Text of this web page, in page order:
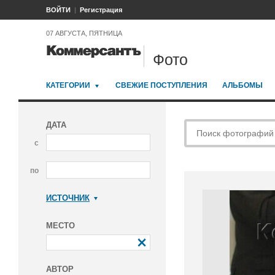
ВОЙТИ Регистрация
07 АВГУСТА, ПЯТНИЦА
Фото
КАТЕГОРИИ СВЕЖИЕ ПОСТУПЛЕНИЯ АЛЬБОМЫ
ДАТА
с
по
ИСТОЧНИК
МЕСТО
АВТОР